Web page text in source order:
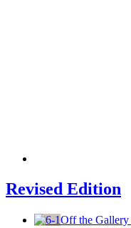
Revised Edition
Off the Gallery